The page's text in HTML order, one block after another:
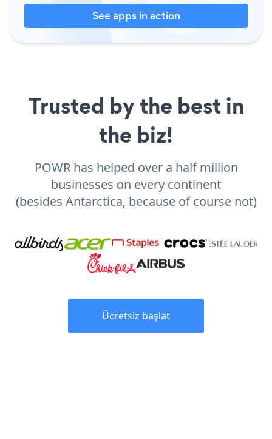
See apps in action
Trusted by the best in
the biz!
POWR has helped over a half million
businesses on every continent
(besides Antarctica, because of course not)
Ücretsiz başlat